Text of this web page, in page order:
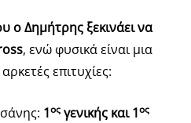
ο Δημήτρης ξεκινάει να
, ενώ φυσικά είναι μια
επιτυχίες:
1ος γενικής και 1ος